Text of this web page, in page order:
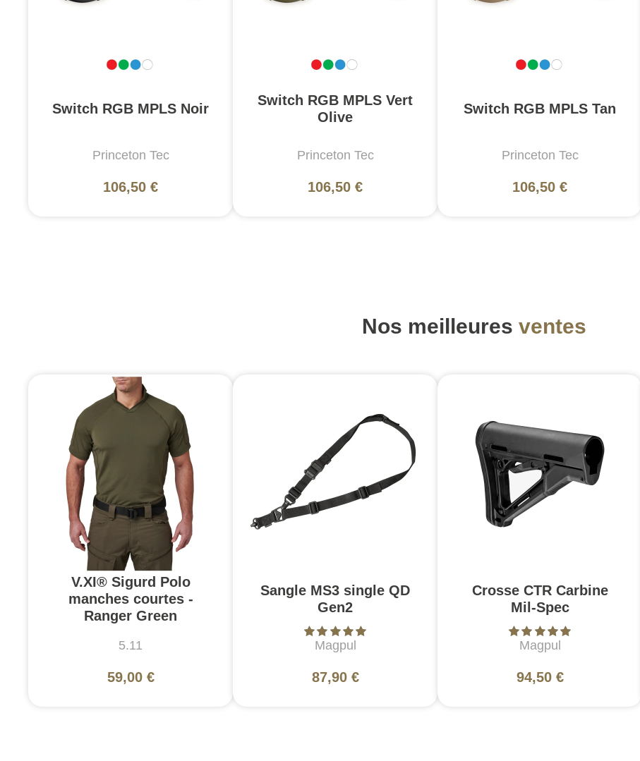
Switch RGB MPLS Noir
Princeton Tec
106,50 €
Switch RGB MPLS Vert
Olive
Princeton Tec
106,50 €
Switch RGB MPLS Tan
Princeton Tec
106,50 €
Nos meilleures ventes
V.XI® Sigurd Polo
manches courtes -
Ranger Green
5.11
59,00 €
Sangle MS3 single QD
Gen2
Magpul
87,90 €
Crosse CTR Carbine
Mil-Spec
Magpul
94,50 €